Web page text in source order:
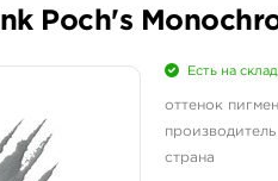
Poch's
Есть на
оттенок
производитель
страна